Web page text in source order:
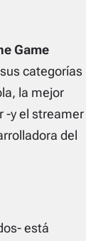
Game
categorías
la mejor
-y el streamer
del
está